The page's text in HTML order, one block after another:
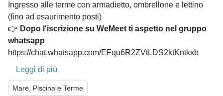
Ingresso alle terme con armadietto, ombrellone e lettino
(fino ad esaurimento posti)
👉 Dopo l'iscrizione su WeMeet ti aspetto nel gruppo
whatsapp
https://chat.whatsapp.com/EFqu6R2ZVtLDS2ktKntkxb
Leggi di più
Mare, Piscina e Terme